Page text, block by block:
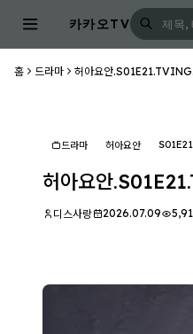
카카오TV
홈 드라마 허아요안
드라마 허아요안 S01E21
허아요안
디스사랑 2026.07.09